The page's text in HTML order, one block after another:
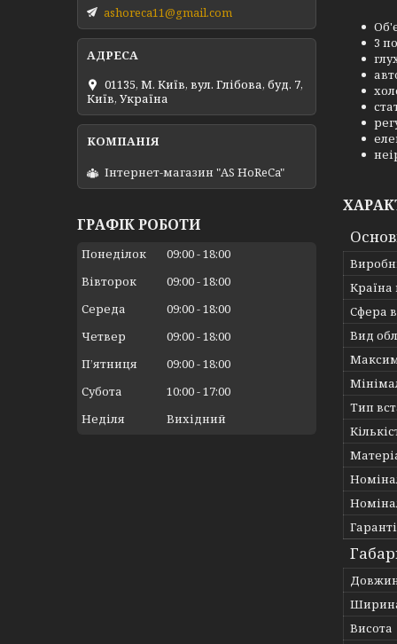
3
Сфера
Вид
Тип
Висота
ashoreca11@gmail.com
01135, М. Київ, вул. Глібова, буд. 7,
Київ, Україна
Інтернет-магазин "AS HoReCa"
ГРАФІК РОБОТИ
Понеділок 09:00 18:00
Вівторок
09:00 18:00
Середа
09:00 18:00
Четвер
09:00 18:00
Пʼятниця
09:00 18:00
Субота
10:00 17:00
Неділя
Вихідний